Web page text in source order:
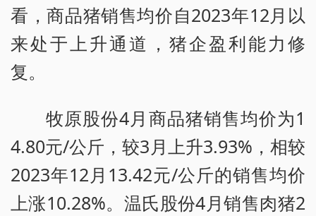
看，商品猪销售均价自2023年12月以
来处于上升通道，猪企盈利能力修
复。
牧原股份4月商品猪销售均价为1
4.80元/公斤，较3月上升3.93%，相较
2023年12月13.42元/公斤的销售均价
上涨10.28%。温氏股份4月销售肉猪2